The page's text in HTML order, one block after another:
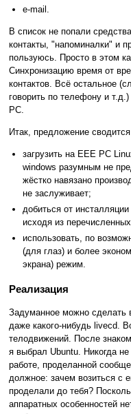
e-mail.
В список не попали
контакты, "напоминалки" и
пользуюсь. Просто в этом
Синхронизацию время от
контактов. Всё остальное
говорить по телефону и
PC.
Итак, предложение
загрузить на EEE PC
windows разумным не
жёстко навязано
не заслуживает;
добиться от
исходя из
использовать, по
(для глаз) и более
экрана) режим.
Реализация
Задуманное можно сделать
даже какого-нибудь livecd.
телодвижений. После
я выбрал Ubuntu. Никогда
работе, проделанной
должное: зачем возиться с
проделали до тебя?
аппаратных особенностей